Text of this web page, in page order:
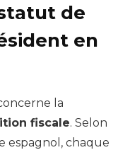
de
en
la
fiscale. Selon
espagnol, chaque